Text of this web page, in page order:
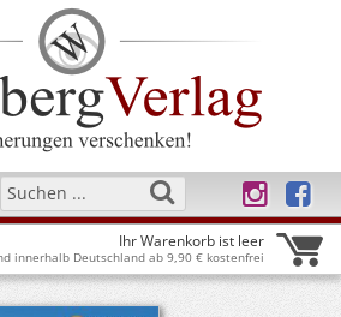
Ihr Warenkorb ist leer
innerhalb Deutschland ab 9,90 € kostenfrei